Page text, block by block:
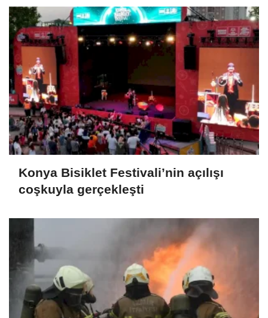
Konya Bisiklet Festivali’nin açılışı
coşkuyla gerçekleşti